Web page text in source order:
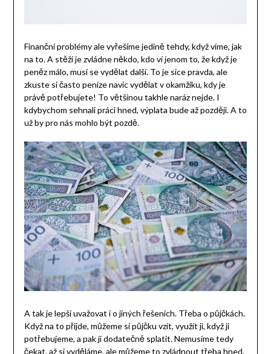
Finanční problémy ale vyřešíme jedině tehdy, když víme, jak
na to. A stěží je zvládne někdo, kdo ví jenom to, že když je
peněz málo, musí se vydělat další. To je sice pravda, ale
zkuste si často peníze navíc vydělat v okamžiku, kdy je
právě potřebujete! To většinou takhle naráz nejde. I
kdybychom sehnali práci hned, výplata bude až později. A to
už by pro nás mohlo být pozdě.
A tak je lepší uvažovat i o jiných řešeních. Třeba o půjčkách.
Když na to přijde, můžeme si půjčku vzít, využít ji, když ji
potřebujeme, a pak ji dodatečně splatit. Nemusíme tedy
čekat, až si vyděláme, ale můžeme to zvládnout třeba hned.